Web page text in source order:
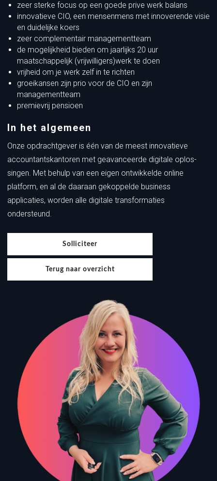
zeer sterke focus op een goede prive werk balans
innovatieve CIO, een mensenmens met innoverende visie
en duidelijke koers
zeer complementair managementteam
de mogelijkheid bieden om jaarlijks 20 uur
maatschappelijk (vrijwilligers)werk te doen
vrijheid om je werk zelf in te richten
groeikansen zijn prio voor de CIO en zijn
managementteam
premievrij pensioen
In het algemeen
Onze opdrachtgever is één van de meest innovatieve
accountantskantoren met geavanceerde digitale oplos-
singen. Met behulp van een eigen ontwikkelde online
platform, en al de daaraan gekoppelde business
applicaties, worden alle digitale transformaties
ondersteund.
Solliciteer
Terug naar overzicht